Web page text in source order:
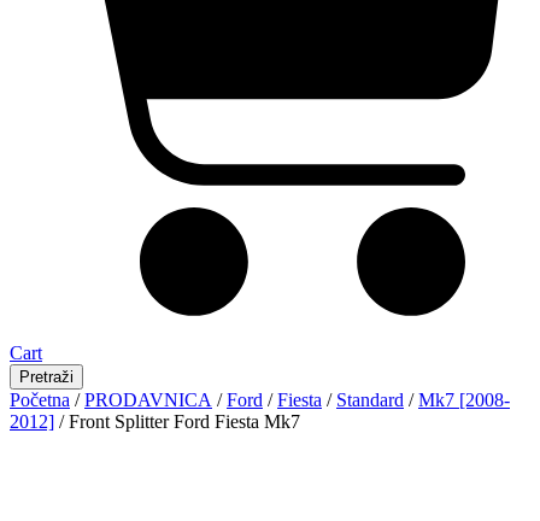
Cart
Pretraži
Početna /PRODAVNICA /Ford /Fiesta / Standard /Mk7 [2008-
2012] / Front Splitter Ford Fiesta Mk7